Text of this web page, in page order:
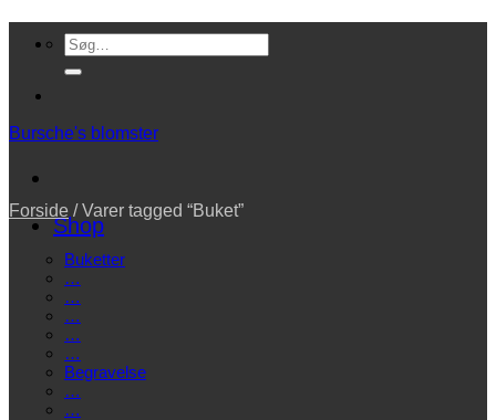
Fortsæt
indhold
Søg
efter:
Bursche's blomster
Shop
Buketter
…
…
…
…
…
Begravelse
…
…
Forside /Varer tagged “Buket”